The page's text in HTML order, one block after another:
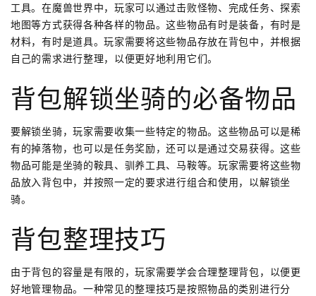
工具。在魔兽世界中，玩家可以通过击败怪物、完成任务、探索
地图等方式获得各种各样的物品。这些物品有时是装备，有时是
材料，有时是道具。玩家需要将这些物品存放在背包中，并根据
自己的需求进行整理，以便更好地利用它们。
背包解锁坐骑的必备物品
要解锁坐骑，玩家需要收集一些特定的物品。这些物品可以是稀
有的掉落物，也可以是任务奖励，还可以是通过交易获得。这些
物品可能是坐骑的鞍具、驯养工具、马鞍等。玩家需要将这些物
品放入背包中，并按照一定的要求进行组合和使用，以解锁坐
骑。
背包整理技巧
由于背包的容量是有限的，玩家需要学会合理整理背包，以便更
好地管理物品。一种常见的整理技巧是按照物品的类别进行分